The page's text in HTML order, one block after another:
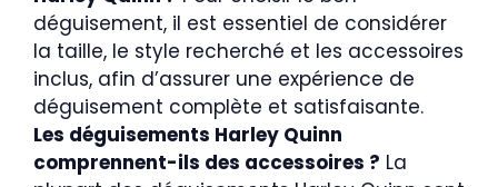
déguisement, il est essentiel de considérer
la taille, le style recherché et les accessoires
inclus, afin d’assurer une expérience de
déguisement complète et satisfaisante.
Les déguisements Harley Quinn
comprennent-ils des accessoires ? La